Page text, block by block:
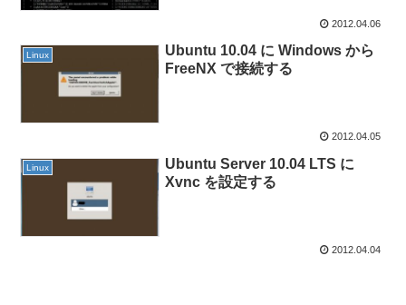
2012.04.06
Linux
Ubuntu 10.04 に Windows から
FreeNX で接続する
2012.04.05
Linux
Ubuntu Server 10.04 LTS に
Xvnc を設定する
2012.04.04